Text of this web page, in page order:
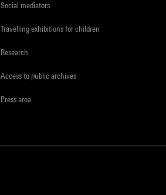
Social mediators
Travelling exhibitions for children
Research
Access to public archives
Press area